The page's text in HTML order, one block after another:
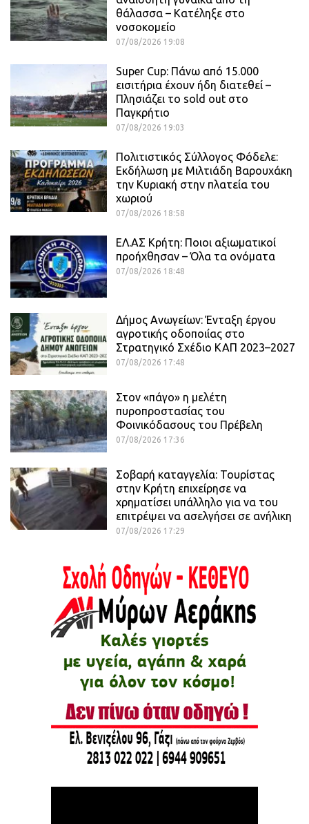
θάλασσα – Κατέληξε στο
νοσοκομείο
07/08/2026 19:08
Super Cup: Πάνω από 15.000
εισιτήρια έχουν ήδη διατεθεί –
Πλησιάζει το sold out στο
Παγκρήτιο
07/08/2026 19:03
Πολιτιστικός Σύλλογος Φόδελε:
Εκδήλωση με Μιλτιάδη Βαρουχάκη
την Κυριακή στην πλατεία του
χωριού
07/08/2026 18:58
ΕΛ.ΑΣ Κρήτη: Ποιοι αξιωματικοί
προήχθησαν – Όλα τα ονόματα
07/08/2026 18:48
Δήμος Ανωγείων: Ένταξη έργου
αγροτικής οδοποιίας στο
Στρατηγικό Σχέδιο ΚΑΠ 2023–2027
07/08/2026 17:48
Στον «πάγο» η μελέτη
πυροπροστασίας του
Φοινικόδασους του Πρέβελη
07/08/2026 17:36
Σοβαρή καταγγελία: Τουρίστας
στην Κρήτη επιχείρησε να
χρηματίσει υπάλληλο για να του
επιτρέψει να ασελγήσει σε ανήλικη
07/08/2026 17:29